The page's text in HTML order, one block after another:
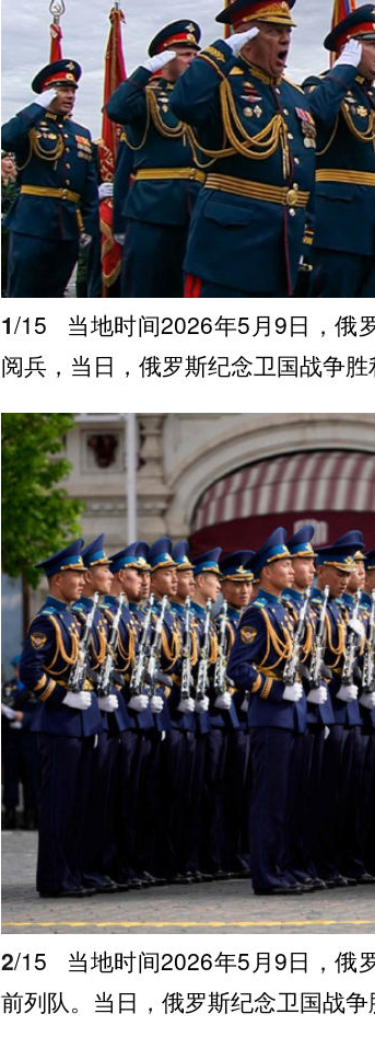
1/15
当地时间2026年5月9日，俄
阅兵，当日，俄罗斯纪念卫国战争
2/15
当地时间2026年5月9日，俄
前列队。当日，俄罗斯纪念卫国战争